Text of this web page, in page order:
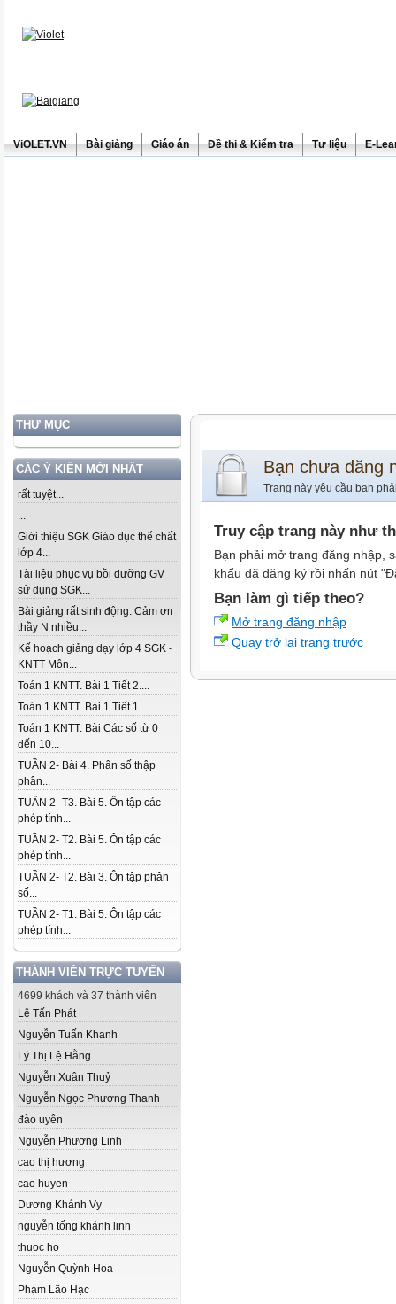
ViOLET.VN Bài giảng Giáo án Đề thi & Kiểm tra Tư liệu E-
THƯ MỤC
CÁC Ý KIẾN MỚI NHẤT
rất tuyệt...
...
Giới thiệu SGK Giáo dục thể chất
lớp 4...
Tài liệu phục vụ bồi dưỡng GV
sử dụng SGK...
Bài giảng rất sinh động. Cảm ơn
thầy N nhiều...
Kế hoạch giảng dạy lớp 4 SGK -
KNTT Môn...
Toán 1 KNTT. Bài 1 Tiết 2....
Toán 1 KNTT. Bài 1 Tiết 1....
Toán 1 KNTT. Bài Các số từ 0
đến 10...
TUẦN 2- Bài 4. Phân số thập
phân...
TUẦN 2- T3. Bài 5. Ôn tập các
phép tính...
TUẦN 2- T2. Bài 5. Ôn tập các
phép tính...
TUẦN 2- T2. Bài 3. Ôn tập phân
số...
TUẦN 2- T1. Bài 5. Ôn tập các
phép tính...
THÀNH VIÊN TRỰC TUYẾN
4699 khách và 37 thành viên
Lê Tấn Phát
Nguyễn Tuấn Khanh
Lý Thị Lệ Hằng
Nguyễn Xuân Thuỷ
Nguyễn Ngọc Phương Thanh
đào uyên
Nguyễn Phương Linh
cao thị hương
cao huyen
Dương Khánh Vy
nguyễn tống khánh linh
thuoc ho
Nguyễn Quỳnh Hoa
Phạm Lão Hạc
Bạn chưa đăng
Trang này yêu cầu bạn
Truy cập trang này như
Bạn phải mở trang đăng nhập,
khẩu đã đăng ký rồi nhấn nút
Bạn làm gì tiếp theo?
Mở trang đăng nhập
Quay trở lại trang trước